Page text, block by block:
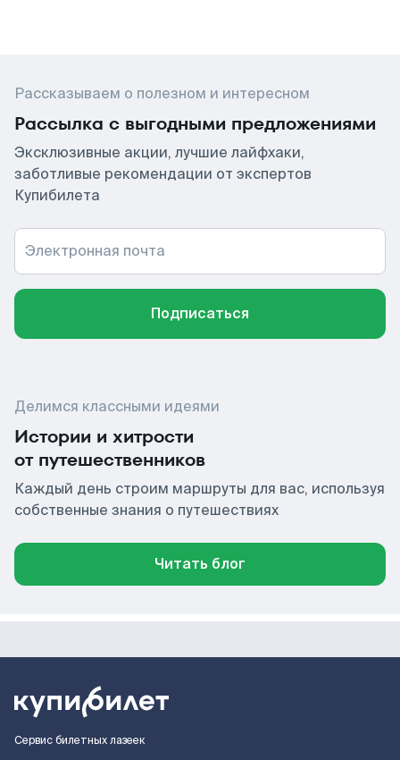
Рассказываем о полезном и интересном
Рассылка с выгодными предложениями
Эксклюзивные акции, лучшие лайфхаки,
заботливые рекомендации от экспертов
Купибилета
Электронная почта
Подписаться
Делимся классными идеями
Истории и хитрости
от путешественников
Каждый день строим маршруты для вас, используя
собственные знания о путешествиях
Читать блог
Сервис билетных лазеек